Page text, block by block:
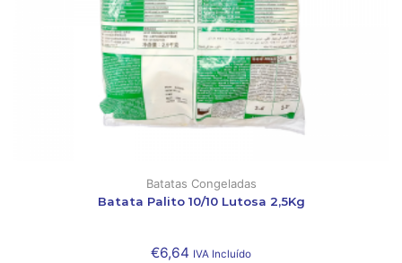
Batatas Congeladas
Batata Palito 10/10 Lutosa 2,5Kg
€6,64 IVA Incluído